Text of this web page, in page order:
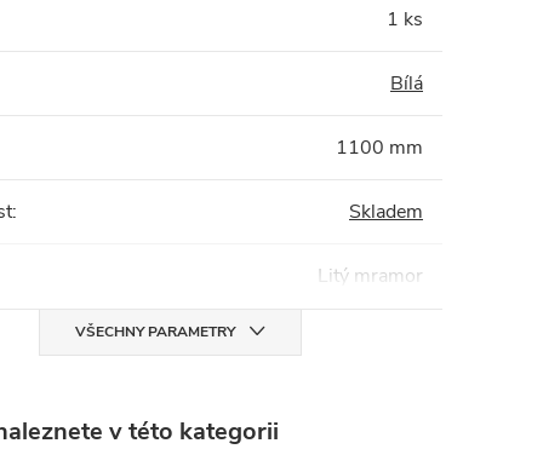
1 ks
Bílá
1100 mm
: Skladem
Litý mramor
VŠECHNY PARAMETRY
v této kategorii